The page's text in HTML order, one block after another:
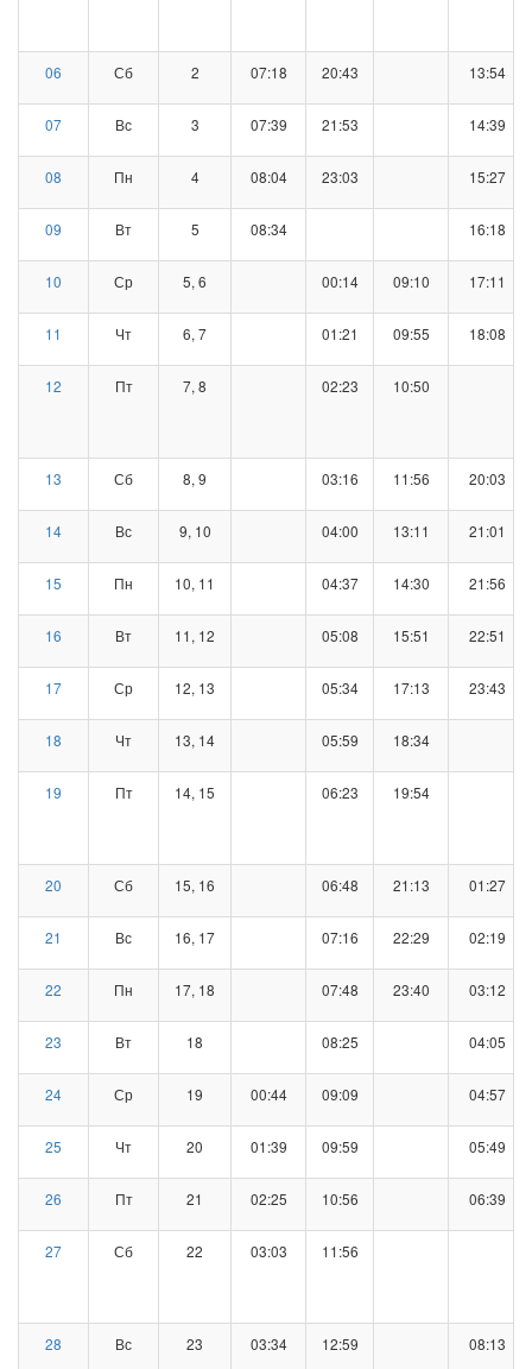
06 Сб 2 07:18 20:43 13:54
07 Вс 3 07:39 21:53 14:39
08 Пн 4 08:04 23:03 15:27
09 Вт 5 08:34 16:18
10 Ср 5, 6 00:14 09:10 17:11
11 Чт 6, 7 01:21 09:55 18:08
12 Пт 7, 8 02:23 10:50
13 Сб 8, 9 03:16 11:56 20:03
14 Вс 9, 10 04:00 13:11 21:01
15 Пн 10, 11 04:37 14:30 21:56
16 Вт 11, 12 05:08 15:51 22:51
17 Ср 12, 13 05:34 17:13 23:43
18 Чт 13, 14 05:59 18:34
19 Пт 14, 15 06:23 19:54
20 Сб 15, 16 06:48 21:13 01:27
21 Вс 16, 17 07:16 22:29 02:19
22 Пн 17, 18 07:48 23:40 03:12
23 Вт 18 08:25 04:05
24 Ср 19 00:44 09:09 04:57
25 Чт 20 01:39 09:59 05:49
26 Пт 21 02:25 10:56 06:39
27 Сб 22 03:03 11:56
28 Вс 23 03:34 12:59 08:13